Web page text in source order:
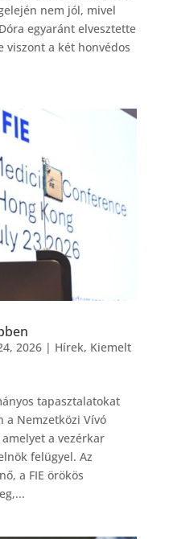
nem jól, mivel
egyaránt elvesztette
viszont a két honvédos
2026| Hírek, Kiemelt
tapasztalatokat
a Nemzetközi Vívó
a vezérkar
felügyel. Az
a FIE örökös